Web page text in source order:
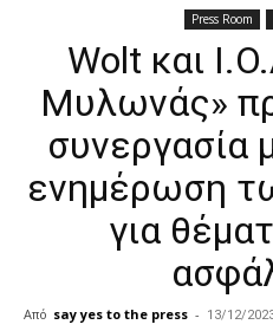
Press Room
Wolt και
Μυλωνάς»
συνεργασία
ενημέρωση
για
Από say yes to the press - 13/12/